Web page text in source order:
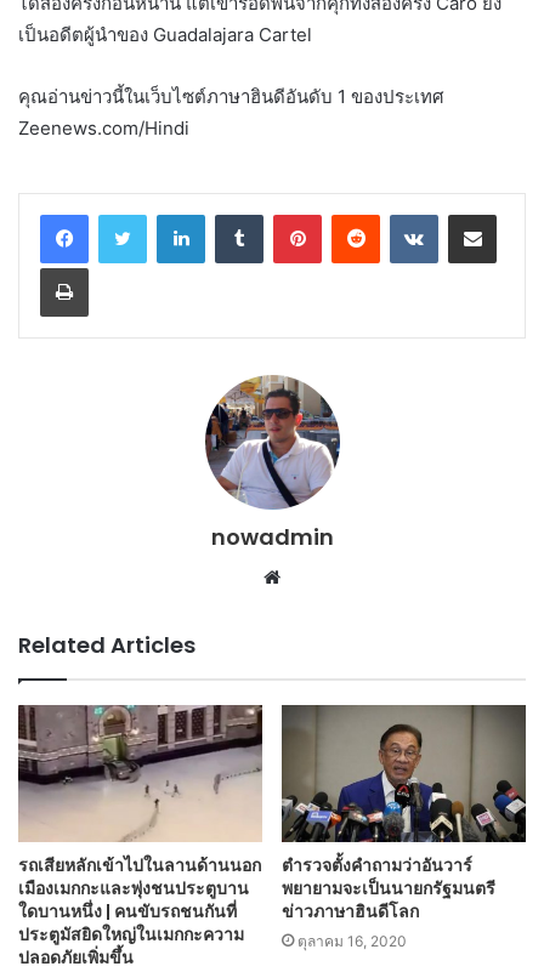
เป็นอดีตผู้นำของ Guadalajara Cartel
คุณอ่านข่าวนี้ในเว็บไซต์ภาษาฮินดีอันดับ 1 ของประเทศ
Zeenews.com/Hindi
LinkedInTumblr PinterestReddit VKontakteShare via Email
Print
nowadmin
Website
Related Articles
รถเสียหลักเข้าไปในลานด้านนอก
เมืองเมกกะและพุ่งชนประตูบาน
ใดบานหนึ่ง | คนขับรถชนกันที่
ประตูมัสยิดใหญ่ในเมกกะความ
ปลอดภัยเพิ่มขึ้น
ตำรวจตั้งคำถามว่าอันวาร์
พยายามจะเป็นนายกรัฐมนตรี
ข่าวภาษาฮินดีโลก
ตุลาคม 16, 2020